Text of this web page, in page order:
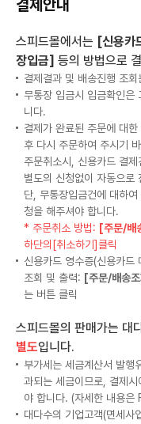
결제안내
스피드몰에서는 [신용
장입금] 등의 방법으로
결제결과 및 배송진행 조회
무통장 입금시 입금확인은
니다.
결제가 완료된 주문에 대
후 다시 주문하여 주시기
주문취소시, 신용카드 결
별도의 신청없이 자동으로
단, 무통장입금건에 대하
청을 해주셔야 합니다.
* 주문취소 방법: [주문/배
하단의[취소하기]클릭
신용카드 영수증(신용카드
조회 및 출력: [주문/배송
는 버튼 클릭
스피드몰의 판매가는 대
별도입니다.
부가세는 세금계산서 발행
과되는 세금이므로, 결제
야 합니다. (자세한 내용은
대다수의 기업고객(면세사